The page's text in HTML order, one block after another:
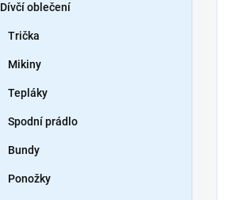
Dívčí oblečení
Trička
Mikiny
Tepláky
Spodní prádlo
Bundy
Ponožky